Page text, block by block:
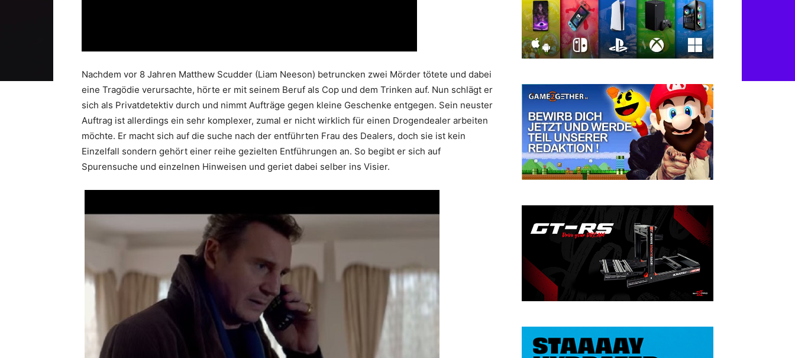
Nachdem vor 8 Jahren Matthew Scudder (Liam Neeson) betruncken zwei Mörder tötete und dabei
eine Tragödie verursachte, hörte er mit seinem Beruf als Cop und dem Trinken auf. Nun schlägt er
sich als Privatdetektiv durch und nimmt Aufträge gegen kleine Geschenke entgegen. Sein neuster
Auftrag ist allerdings ein sehr komplexer, zumal er nicht wirklich für einen Drogendealer arbeiten
möchte. Er macht sich auf die suche nach der entführten Frau des Dealers, doch sie ist kein
Einzelfall sondern gehört einer reihe gezielten Entführungen an. So begibt er sich auf
Spurensuche und einzelnen Hinweisen und geriet dabei selber ins Visier.